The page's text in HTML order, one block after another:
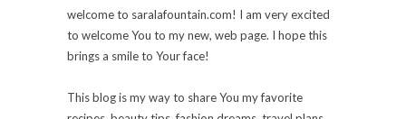
welcome to saralafountain.com! I am very excited
to welcome You to my new, web page. I hope this
brings a smile to Your face!
This blog is my way to share You my favorite